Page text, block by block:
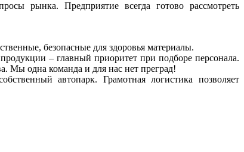
рынка. Предприятие всегда готово рассмотреть
безопасные для здоровья материалы.
– главный приоритет при подборе персонала.
Мы одна команда и для нас нет преград!
автопарк. Грамотная логистика позволяет